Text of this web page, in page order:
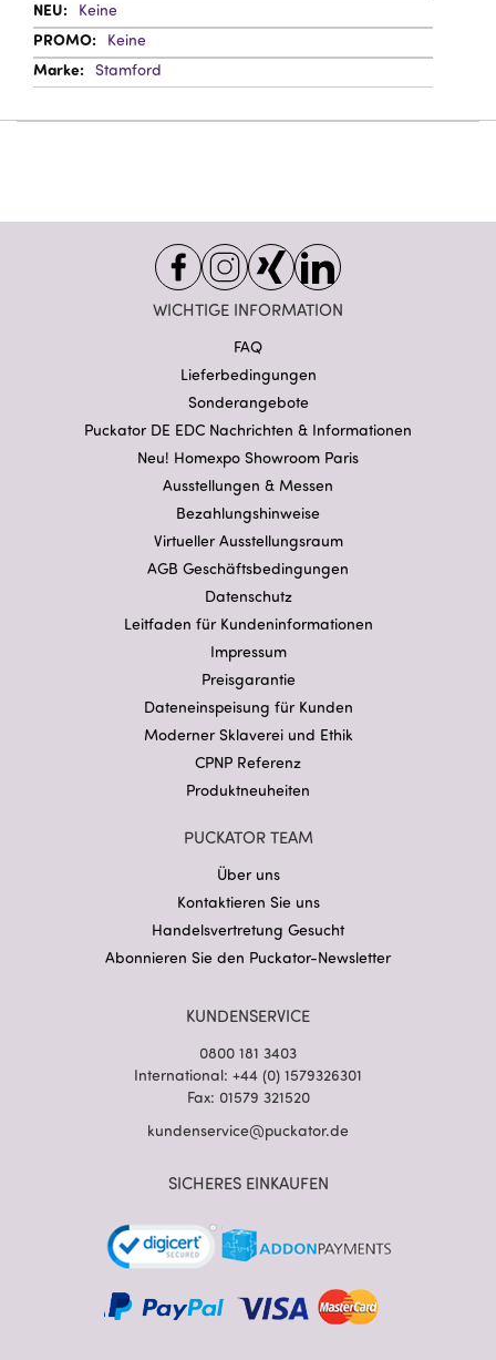
Keine
Keine
Stamford
WICHTIGE INFORMATION
FAQ
Lieferbedingungen
Sonderangebote
Puckator DE EDC Nachrichten & Informationen
Neu! Homexpo Showroom Paris
Ausstellungen & Messen
Bezahlungshinweise
Virtueller Ausstellungsraum
AGB Geschäftsbedingungen
Datenschutz
Leitfaden für Kundeninformationen
Impressum
Preisgarantie
Dateneinspeisung für Kunden
Moderner Sklaverei und Ethik
CPNP Referenz
Produktneuheiten
PUCKATOR TEAM
Über uns
Kontaktieren Sie uns
Handelsvertretung Gesucht
Abonnieren Sie den Puckator-Newsletter
KUNDENSERVICE
0800 181 3403
International: +44 (0) 1579326301
Fax: 01579 321520
kundenservice@puckator.de
SICHERES EINKAUFEN